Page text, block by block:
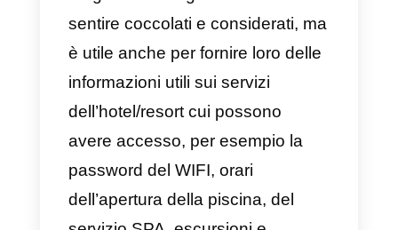
sia per la velocità di risposta
dell’utente ma anche per la
di condivisione, visto che l’utente
stesso può essere inoltrare il
messaggio ad altre persone;
– Gestire gli arrivi: è molto